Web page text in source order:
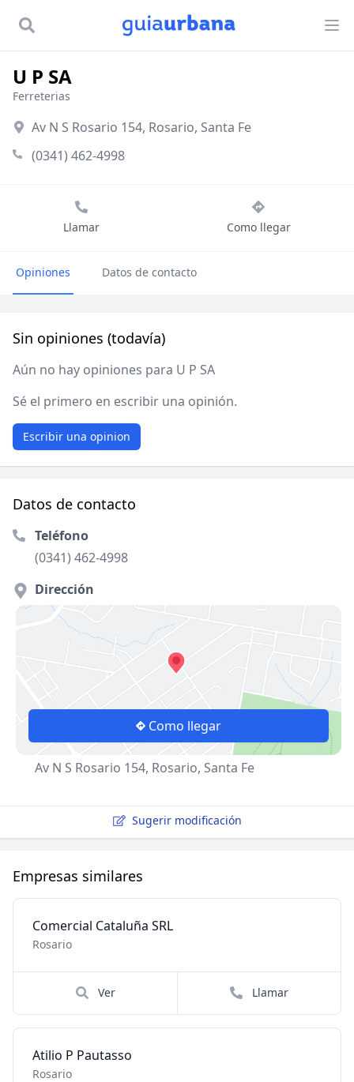
U P SA
Ferreterias
Av N S Rosario 154, Rosario, Santa Fe
(0341) 462-4998
Llamar Como llegar
Opiniones Datos de contacto
Sin opiniones (todavía)
Aún no hay opiniones para U P SA
Sé el primero en escribir una opinión.
Escribir una opinion
Datos de contacto
Teléfono
(0341) 462-4998
Dirección
Como llegar
Av N S Rosario 154, Rosario, Santa Fe
Sugerir modificación
Empresas similares
Comercial Cataluña SRL
Rosario
Ver Llamar
Atilio P Pautasso
Rosario